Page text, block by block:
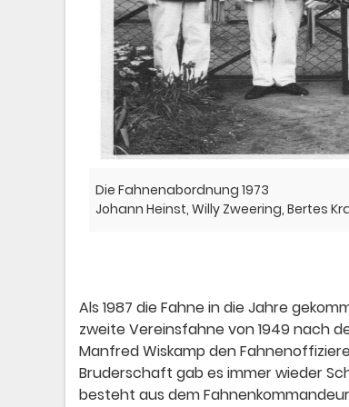
Die Fahnenabordnung 1973
Johann Heinst, Willy Zweering, Bertes
Als 1987 die Fahne in die Jahre
zweite Vereinsfahne von 1949 nach
Manfred Wiskamp den
Bruderschaft gab es immer wieder
besteht aus dem